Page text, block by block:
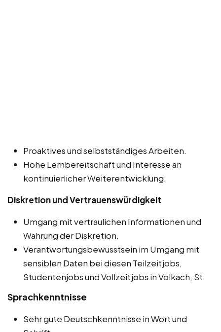
Proaktives und selbstständiges Arbeiten.
Hohe Lernbereitschaft und Interesse an
kontinuierlicher Weiterentwicklung.
Diskretion und Vertrauenswürdigkeit
Umgang mit vertraulichen Informationen und
Wahrung der Diskretion.
Verantwortungsbewusstsein im Umgang mit
sensiblen Daten bei diesen Teilzeitjobs,
Studentenjobs und Vollzeitjobs in Volkach, St.
Sprachkenntnisse
Sehr gute Deutschkenntnisse in Wort und